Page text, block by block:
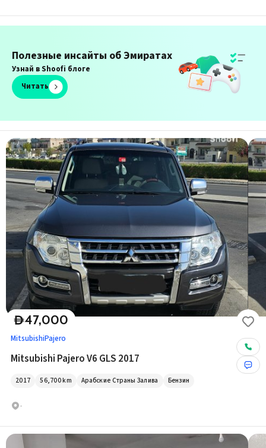
Полезные инсайты об Эмиратах
Узнай в Shoofi блоге
Читать
D47,000
MitsubishiPajero
Mitsubishi Pajero V6 GLS 2017
2017 56,700km Арабские Страны Залива Бензин
-